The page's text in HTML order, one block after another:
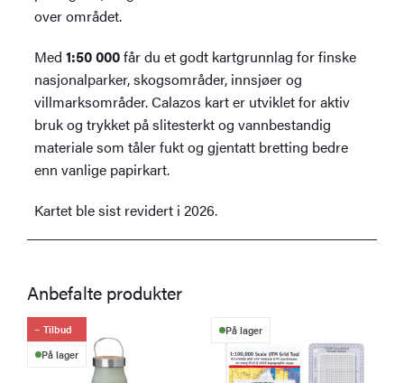
over området.
Med1:50 000får du et godt kartgrunnlag for finske
nasjonalparker, skogsområder, innsjøer og
villmarksområder. Calazos kart er utviklet for aktiv
bruk og trykket på slitesterkt og vannbestandig
materiale som tåler fukt og gjentatt bretting bedre
enn vanlige papirkart.
Kartet ble sist revidert i 2026.
Anbefalte produkter
Tilbud
På lager
På lager